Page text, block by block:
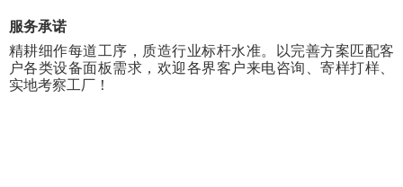
服务承诺
精耕细作每道工序，质造行业标杆水准。以完善方案匹配客
户各类设备面板需求，欢迎各界客户来电咨询、寄样打样、
实地考察工厂！